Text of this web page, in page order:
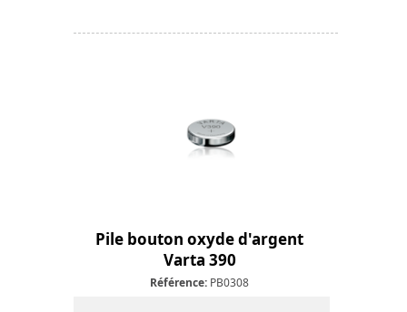
Pile bouton oxyde d'argent
Varta 390
Référence: PB0308